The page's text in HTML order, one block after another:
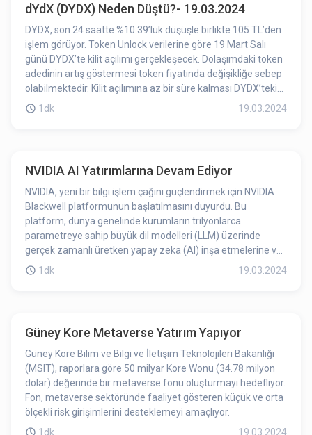
dYdX (DYDX) Neden Düştü?- 19.03.2024
DYDX, son 24 saatte %10.39’luk düşüşle birlikte 105 TL’den
işlem görüyor. Token Unlock verilerine göre 19 Mart Salı
günü DYDX’te kilit açılımı gerçekleşecek. Dolaşımdaki token
adedinin artış göstermesi token fiyatında değişikliğe sebep
olabilmektedir. Kilit açılımına az bir süre kalması DYDX’teki
düşüşün etkilerinden birisi olabilir.
1dk 19.03.2024
NVIDIA AI Yatırımlarına Devam Ediyor
NVIDIA, yeni bir bilgi işlem çağını güçlendirmek için NVIDIA
Blackwell platformunun başlatılmasını duyurdu. Bu
platform, dünya genelinde kurumların trilyonlarca
parametreye sahip büyük dil modelleri (LLM) üzerinde
gerçek zamanlı üretken yapay zeka (AI) inşa etmelerine ve
çalıştırmalarına olanak tanırken maliyetleri ve enerji
alanlarında çığır açacak altı devrim niteliğindeki hızlandırma
teknolojisini içeriyor.
1dk 19.03.2024
Güney Kore Metaverse Yatırım Yapıyor
Güney Kore Bilim ve Bilgi ve İletişim Teknolojileri Bakanlığı
(MSIT), raporlara göre 50 milyar Kore Wonu (34.78 milyon
dolar) değerinde bir metaverse fonu oluşturmayı hedefliyor.
Fon, metaverse sektöründe faaliyet gösteren küçük ve orta
ölçekli risk girişimlerini desteklemeyi amaçlıyor.
1dk
19.03.2024